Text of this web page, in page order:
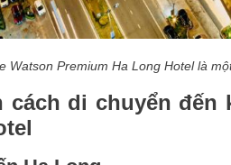
Watson Premium Ha Long Hotel là
cách di chuyển đến